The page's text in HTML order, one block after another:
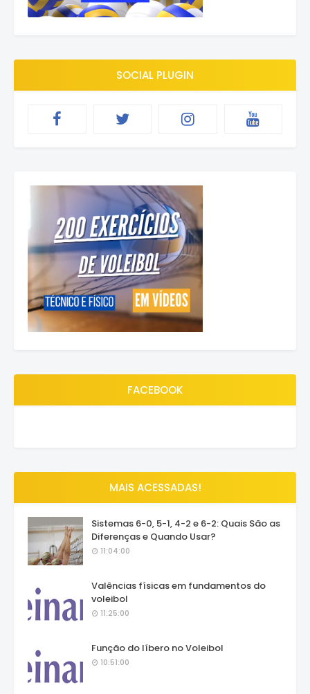
SOCIAL PLUGIN
FACEBOOK
MAIS ACESSADAS!
Sistemas 6-0, 5-1, 4-2 e 6-2: Quais São as
Diferenças e Quando Usar?
11:04:00
Valências físicas em fundamentos do
voleibol
11:25:00
Função do líbero no Voleibol
10:51:00